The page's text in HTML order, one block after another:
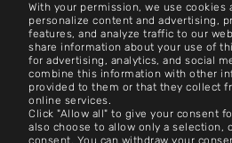
With your permission, we use cookies
personalize content and advertising,
features, and analyze traffic to our
share information about your use of
for advertising, analytics, and social
combine this information with other
provided to them or that they collect
online services.
Click "Allow all" to give your consent
also choose to allow only a selection,
consent. You can withdraw your
Centre d'information
Contact
Paramètres des cookies